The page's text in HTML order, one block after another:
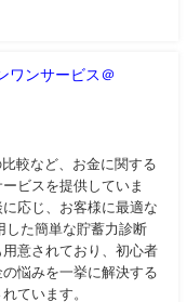
ワンサービス＠
較など、お金に関する
ビスを提供していま
応じ、お客様に最適な
した簡単な貯蓄力診断
意されており、初心者
悩みを一挙に解決する
ています。